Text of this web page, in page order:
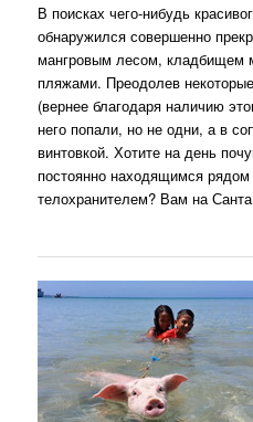
В поисках чего-нибудь
обнаружился совершенно
мангровым лесом, кладбищем
пляжами. Преодолев
(вернее благодаря наличию
него попали, но не одни, а в
винтовкой. Хотите на день
постоянно находящимся
телохранителем? Вам на